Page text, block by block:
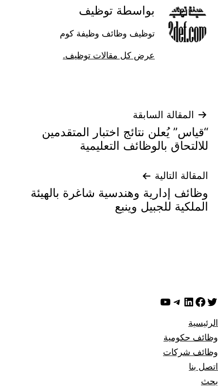
بواسطة توظيف
توظيف وظائف وظيفة كوم
عرض كل مقالات توظيف.
تصفّح
المقالات
المقالة السابقة
“قياس” يُعلن نتائج اختبار المتقدمين
للالتحاق بالوظائف التعليمية
المقالة التالية
وظائف إدارية وهندسية شاغرة بالهيئة
الملكية للجبيل وينبع
تويترفيسبوك
لينكد إن تيليجرام
يوتيوب
الرئيسية
وظائف حكومية
وظائف شركات
اتصل بنا
بحث